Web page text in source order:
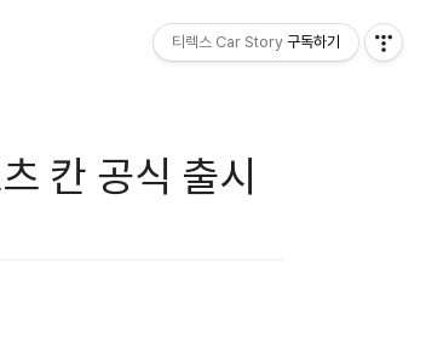
칸 공식 출시
티렉스 Car Story 구독하기